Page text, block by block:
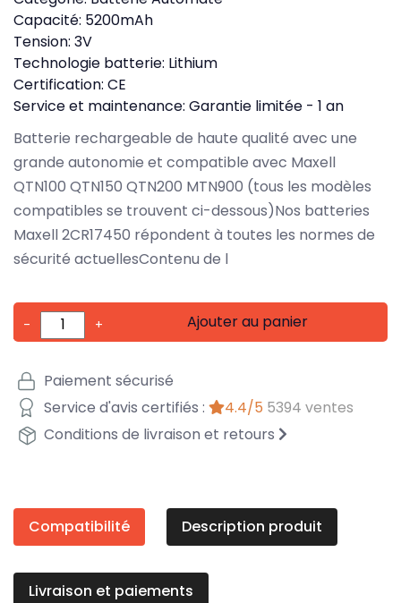
Capacité: 5200mAh
Tension: 3V
Technologie batterie: Lithium
Certification: CE
Service et maintenance: Garantie limitée - 1 an
Batterie rechargeable de haute qualité avec une
grande autonomie et compatible avec Maxell
QTN100 QTN150 QTN200 MTN900 (tous les modèles
compatibles se trouvent ci-dessous)Nos batteries
Maxell 2CR17450 répondent à toutes les normes de
sécurité actuellesContenu de l
- + Ajouter au panier
Paiement sécurisé
Service d'avis certifiés :
4.4/5 5394 ventes
Conditions de livraison et retours
Compatibilité Description produit
Livraison et paiements